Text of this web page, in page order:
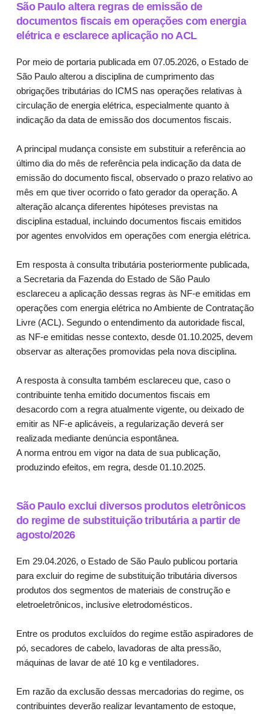
São Paulo altera regras de emissão de
documentos fiscais em operações com energia
elétrica e esclarece aplicação no ACL
Por meio de portaria publicada em 07.05.2026, o Estado de
São Paulo alterou a disciplina de cumprimento das
obrigações tributárias do ICMS nas operações relativas à
circulação de energia elétrica, especialmente quanto à
indicação da data de emissão dos documentos fiscais.
A principal mudança consiste em substituir a referência ao
último dia do mês de referência pela indicação da data de
emissão do documento fiscal, observado o prazo relativo ao
mês em que tiver ocorrido o fato gerador da operação. A
alteração alcança diferentes hipóteses previstas na
disciplina estadual, incluindo documentos fiscais emitidos
por agentes envolvidos em operações com energia elétrica.
Em resposta à consulta tributária posteriormente publicada,
a Secretaria da Fazenda do Estado de São Paulo
esclareceu a aplicação dessas regras às NF-e emitidas em
operações com energia elétrica no Ambiente de Contratação
Livre (ACL). Segundo o entendimento da autoridade fiscal,
as NF-e emitidas nesse contexto, desde 01.10.2025, devem
observar as alterações promovidas pela nova disciplina.
A resposta à consulta também esclareceu que, caso o
contribuinte tenha emitido documentos fiscais em
desacordo com a regra atualmente vigente, ou deixado de
emitir as NF-e aplicáveis, a regularização deverá ser
realizada mediante denúncia espontânea.
A norma entrou em vigor na data de sua publicação,
produzindo efeitos, em regra, desde 01.10.2025.
São Paulo exclui diversos produtos eletrônicos
do regime de substituição tributária a partir de
agosto/2026
Em 29.04.2026, o Estado de São Paulo publicou portaria
para excluir do regime de substituição tributária diversos
produtos dos segmentos de materiais de construção e
eletroeletrônicos, inclusive eletrodomésticos.
Entre os produtos excluídos do regime estão aspiradores de
pó, secadores de cabelo, lavadoras de alta pressão,
máquinas de lavar de até 10 kg e ventiladores.
Em razão da exclusão dessas mercadorias do regime, os
contribuintes deverão realizar levantamento de estoque,